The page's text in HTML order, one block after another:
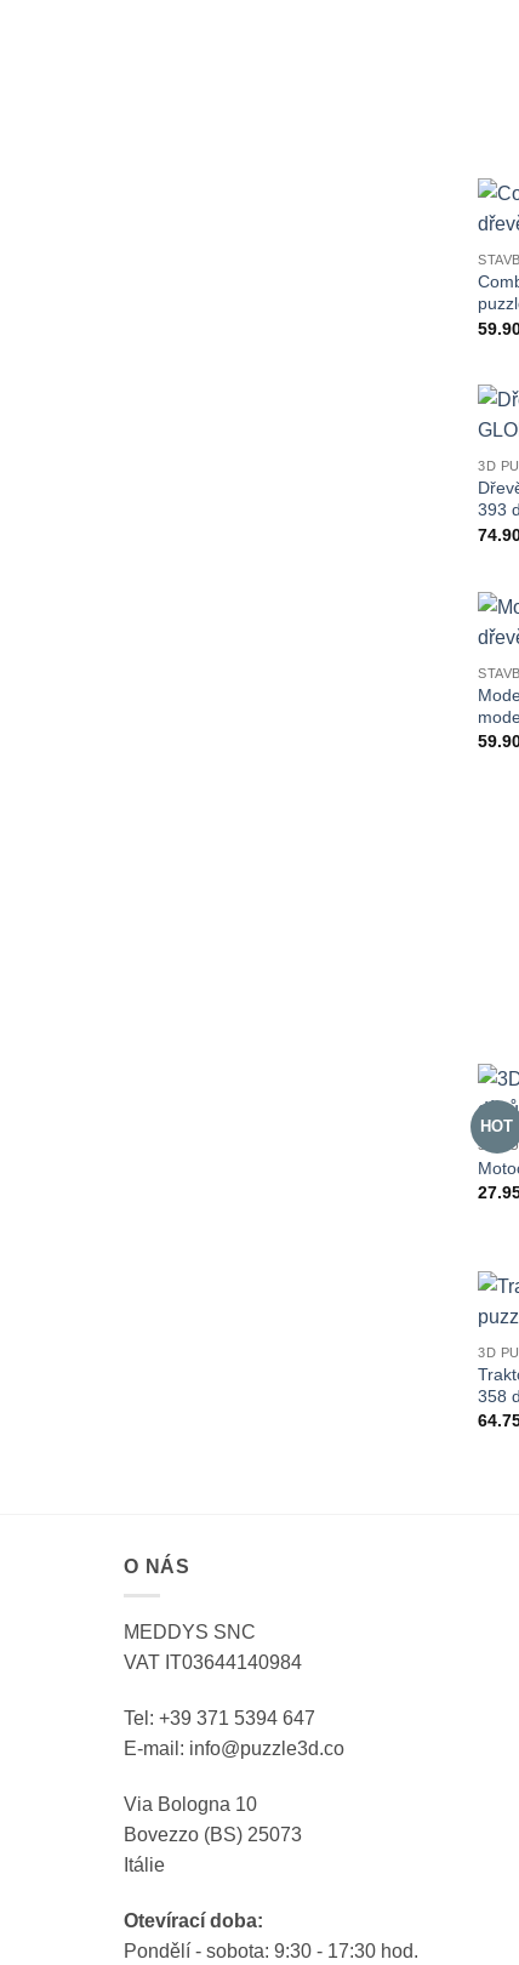
3D
393
HOT
3D
3D
358
O NÁS
MEDDYS SNC
VAT IT03644140984
Tel: +39 371 5394 647
E-mail: info@puzzle3d.co
Via Bologna 10
Bovezzo (BS) 25073
Itálie
Otevírací doba:
Pondělí - sobota: 9:30 - 17:30 hod.